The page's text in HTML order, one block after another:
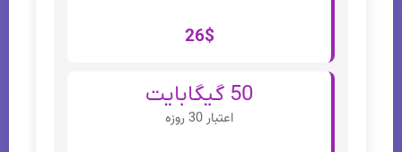
26$
50 گیگابایت
اعتبار 30 روزه